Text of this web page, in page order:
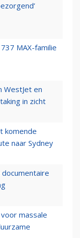
MAX-familie
WestJet en
in zicht
komende
naar Sydney
massale